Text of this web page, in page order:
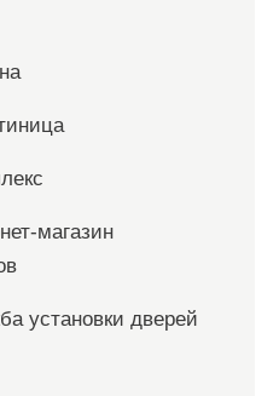
магазин
установки дверей